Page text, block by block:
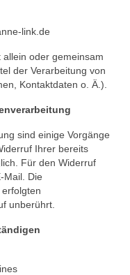
link.de
oder gemeinsam
der Verarbeitung von
Kontaktdaten o. Ä.).
sind einige Vorgänge
Ihrer bereits
Für den Widerruf
Mail. Die
unberührt.